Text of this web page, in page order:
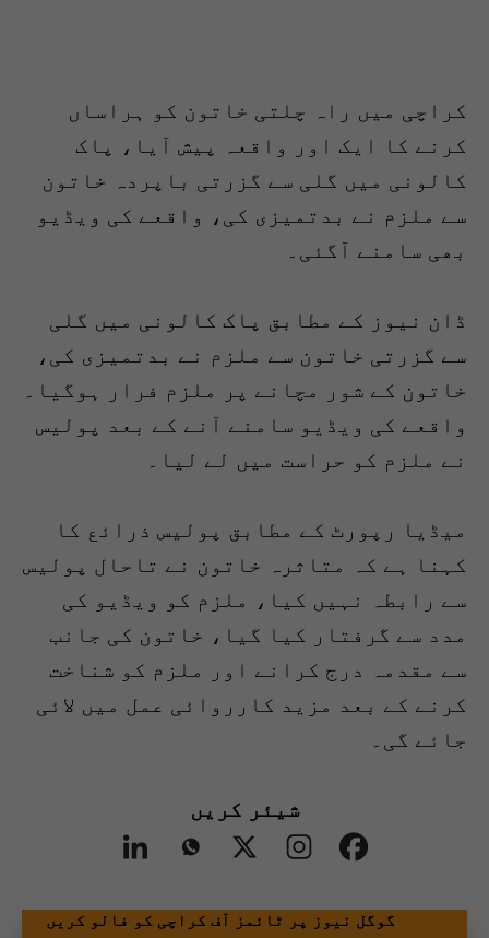
کراچی میں راہ چلتی خاتون کو ہراساں
کرنے کا ایک اور واقعہ پیش آیا، پاک
کالونی میں گلی سے گزرتی باپردہ خاتون
سے ملزم نے بدتمیزی کی، واقعے کی ویڈیو
بھی سامنے آگئی۔
ڈان نیوز کے مطابق پاک کالونی میں گلی
سے گزرتی خاتون سے ملزم نے بدتمیزی کی،
خاتون کے شور مچانے پر ملزم فرار ہوگیا۔
واقعے کی ویڈیو سامنے آنے کے بعد پولیس
نے ملزم کو حراست میں لے لیا۔
میڈیا رپورٹ کے مطابق پولیس ذرائع کا
کہنا ہے کہ متاثرہ خاتون نے تاحال پولیس
سے رابطہ نہیں کیا، ملزم کو ویڈیو کی
مدد سے گرفتار کیا گیا، خاتون کی جانب
سے مقدمہ درج کرانے اور ملزم کو شناخت
کرنے کے بعد مزید کارروائی عمل میں لائی
جائے گی۔
شیئر کریں
گوگل نیوز پر ٹائمز آف کراچی کو فالو کریں